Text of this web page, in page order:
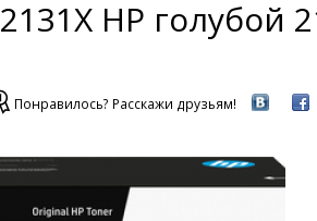
HP голубой
Понравилось? Расскажи друзьям!